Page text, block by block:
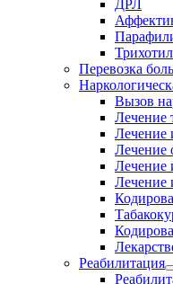
ДРЛ
Перевозка
Вызов
Лечение
Лечение
Лечение
Лечение
Лечение
Реабилитация